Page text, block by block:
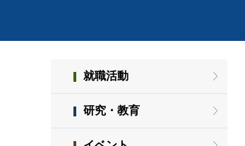
就職活動
研究・教育